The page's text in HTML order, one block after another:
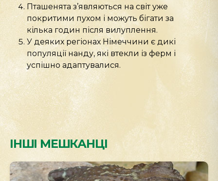
Пташенята з’являються на світ уже
покритими пухом і можуть бігати за
кілька годин після вилуплення.
У деяких регіонах Німеччини є дикі
популяції нанду, які втекли із ферм і
успішно адаптувалися.
ІНШІ МЕШКАНЦІ